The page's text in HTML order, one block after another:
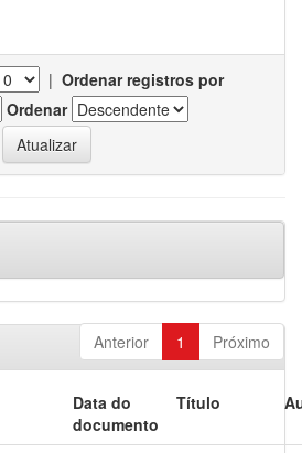
| Ordenar registros por
Ordenar
Anterior 1 Próximo
Data do
documento
Título